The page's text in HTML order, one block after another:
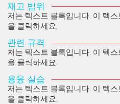
재고 범위
저는 텍스트 블록입니다. 이 텍
을 클릭하세요.
관련 규격
저는 텍스트 블록입니다. 이 텍
을 클릭하세요.
용융 실습
저는 텍스트 블록입니다. 이 텍
을 클릭하세요.